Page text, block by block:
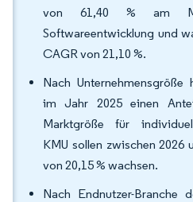
von 61,40 % am
Softwareentwicklung und
CAGR von 21,10 %.
Nach Unternehmensgröße
im Jahr 2025 einen
Marktgröße für
KMU sollen zwischen 2026
von 20,15 % wachsen.
Nach Endnutzer-Branche